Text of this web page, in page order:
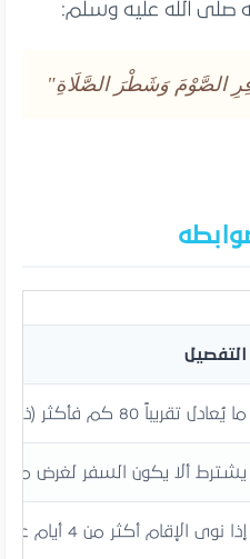
الصَّوْمَ وَشَطْرَ الصَّلَاةِ"
التفصيل
ما يُعادل تقريباً 80 كم فأكثر (ذهاباً) عند جمهور العلماء
يشترط ألا يكون السفر لغرض
إذا نوى الإقام أكثر من 4 أيام عند الجمهور أتم